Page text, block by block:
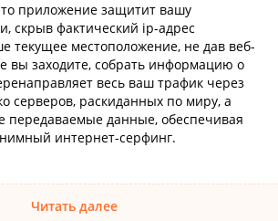
приложение защитит вашу
скрыв фактический ip-адрес
текущее местоположение, не дав веб-
вы заходите, собрать информацию о
весь ваш трафик через
серверов, раскиданных по миру, а
передаваемые данные, обеспечивая
интернет-серфинг.
Читать далее